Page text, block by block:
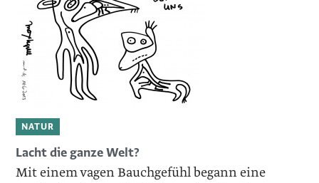
NATUR
Lacht die ganze Welt?
Mit einem vagen Bauchgefühl ­begann eine